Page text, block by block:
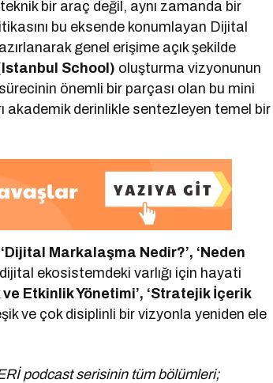
bir araç değil, aynı zamanda bir
bu eksende konumlayan Dijital
genel erişime açık şekilde
School) oluşturma vizyonunun
önemli bir parçası olan bu mini
akademik derinlikle sentezleyen temel bir
‘Dijital Markalaşma Nedir?’, ‘Neden
ekosistemdeki varlığı için hayati
Etkinlik Yönetimi’, ‘Stratejik İçerik
ve çok disiplinli bir vizyonla yeniden ele
podcast serisinin tüm bölümleri;